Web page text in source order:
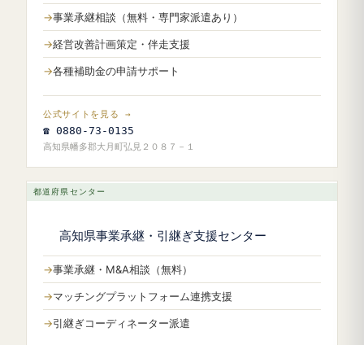
事業承継相談（無料・専門家派遣あり）
経営改善計画策定・伴走支援
各種補助金の申請サポート
公式サイトを見る →
☎ 0880-73-0135
高知県幡多郡大月町弘見２０８７－１
都道府県センター
高知県事業承継・引継ぎ支援センター
事業承継・M&A相談（無料）
マッチングプラットフォーム連携支援
引継ぎコーディネーター派遣